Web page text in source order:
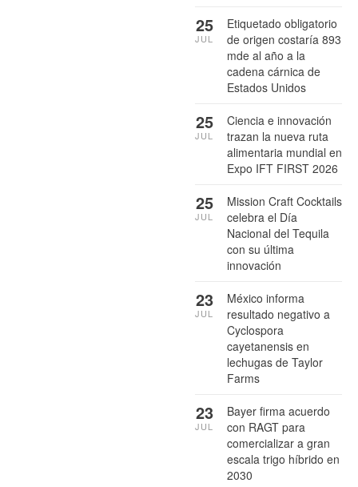
Etiquetado obligatorio
de origen costaría 893
mde al año a la
cadena cárnica de
Estados Unidos
25
JUL
Ciencia e innovación
trazan la nueva ruta
alimentaria mundial en
Expo IFT FIRST 2026
25
JUL
Mission Craft Cocktails
celebra el Día
Nacional del Tequila
con su última
innovación
25
JUL
México informa
resultado negativo a
Cyclospora
cayetanensis en
lechugas de Taylor
Farms
23
JUL
Bayer firma acuerdo
con RAGT para
comercializar a gran
escala trigo híbrido en
2030
23
JUL